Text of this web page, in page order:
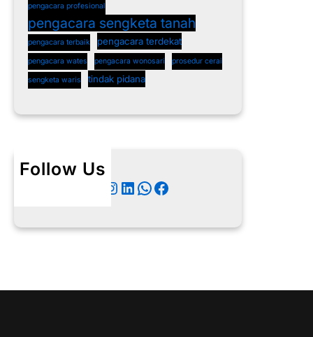
pengacara profesional
pengacara sengketa tanah
pengacara terbaik pengacara terdekat
pengacara wates pengacara wonosari prosedur cerai
sengketa waris tindak pidana
Follow Us
Instagram LinkedIn WhatsApp Facebook